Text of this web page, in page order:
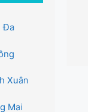
Đa
Xuân
Mai